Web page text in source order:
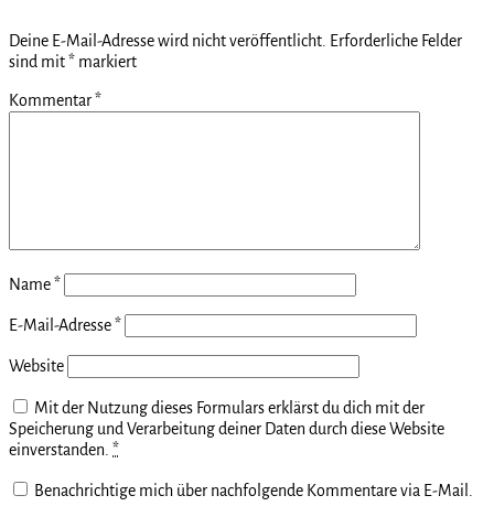
Deine E-Mail-Adresse wird nicht veröffentlicht. Erforderliche Felder
sind mit* markiert
Kommentar*
Name*
E-Mail-Adresse*
Website
Mit der Nutzung dieses Formulars erklärst du dich mit der
Speicherung und Verarbeitung deiner Daten durch diese Website
einverstanden. *
Benachrichtige mich über nachfolgende Kommentare via E-Mail.